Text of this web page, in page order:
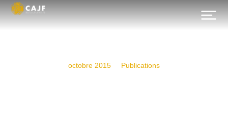
octobre 2015 Publications